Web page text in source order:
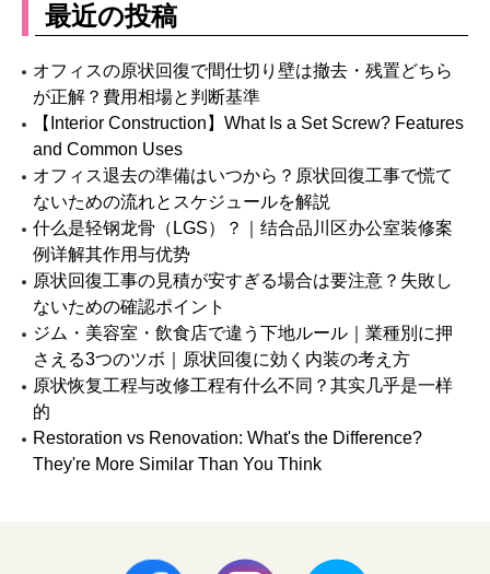
最近の投稿
オフィスの原状回復で間仕切り壁は撤去・残置どちら
が正解？費用相場と判断基準
【Interior Construction】What Is a Set Screw? Features
and Common Uses
オフィス退去の準備はいつから？原状回復工事で慌て
ないための流れとスケジュールを解説
什么是轻钢龙骨（LGS）？｜结合品川区办公室装修案
例详解其作用与优势
原状回復工事の見積が安すぎる場合は要注意？失敗し
ないための確認ポイント
ジム・美容室・飲食店で違う下地ルール｜業種別に押
さえる3つのツボ｜原状回復に効く内装の考え方
原状恢复工程与改修工程有什么不同？其实几乎是一样
的
Restoration vs Renovation: What's the Difference?
They're More Similar Than You Think